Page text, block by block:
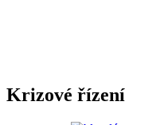
Krizové řízení